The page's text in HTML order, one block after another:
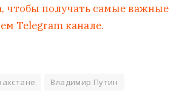
чтобы получать самые важные
Telegram канале.
Владимир Путин